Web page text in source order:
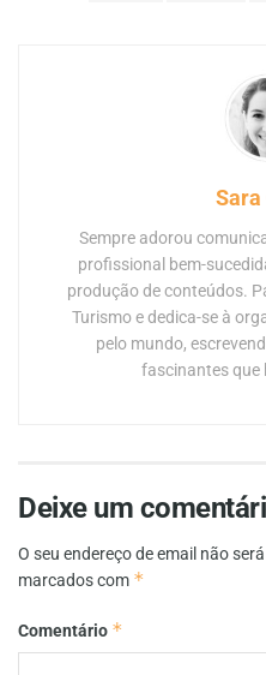
Sara
Sempre adorou
profissional bem-
produção de conteúdos.
Turismo e dedica-se à
pelo mundo,
fascinantes que
Deixe um
O seu endereço de email não
marcados com *
Comentário *